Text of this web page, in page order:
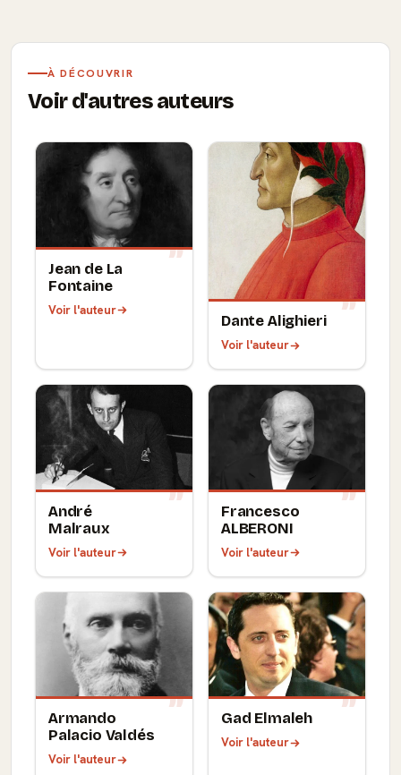
À DÉCOUVRIR
Voir d'autres auteurs
Jean de La
Fontaine
Voir l'auteur
Dante Alighieri
Voir l'auteur
André
Malraux
Voir l'auteur
Francesco
ALBERONI
Voir l'auteur
Armando
Palacio Valdés
Voir l'auteur
Gad Elmaleh
Voir l'auteur